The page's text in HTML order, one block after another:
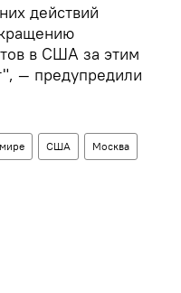
действий
в США за этим
— предупредили
США Москва